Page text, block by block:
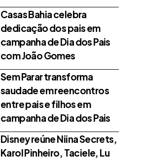
Casas Bahia celebra
dedicação dos pais em
campanha de Dia dos Pais
com João Gomes
Sem Parar transforma
saudade em reencontros
entre pais e filhos em
campanha de Dia dos Pais
Disney reúne Niina Secrets,
Karol Pinheiro, Taciele, Lu